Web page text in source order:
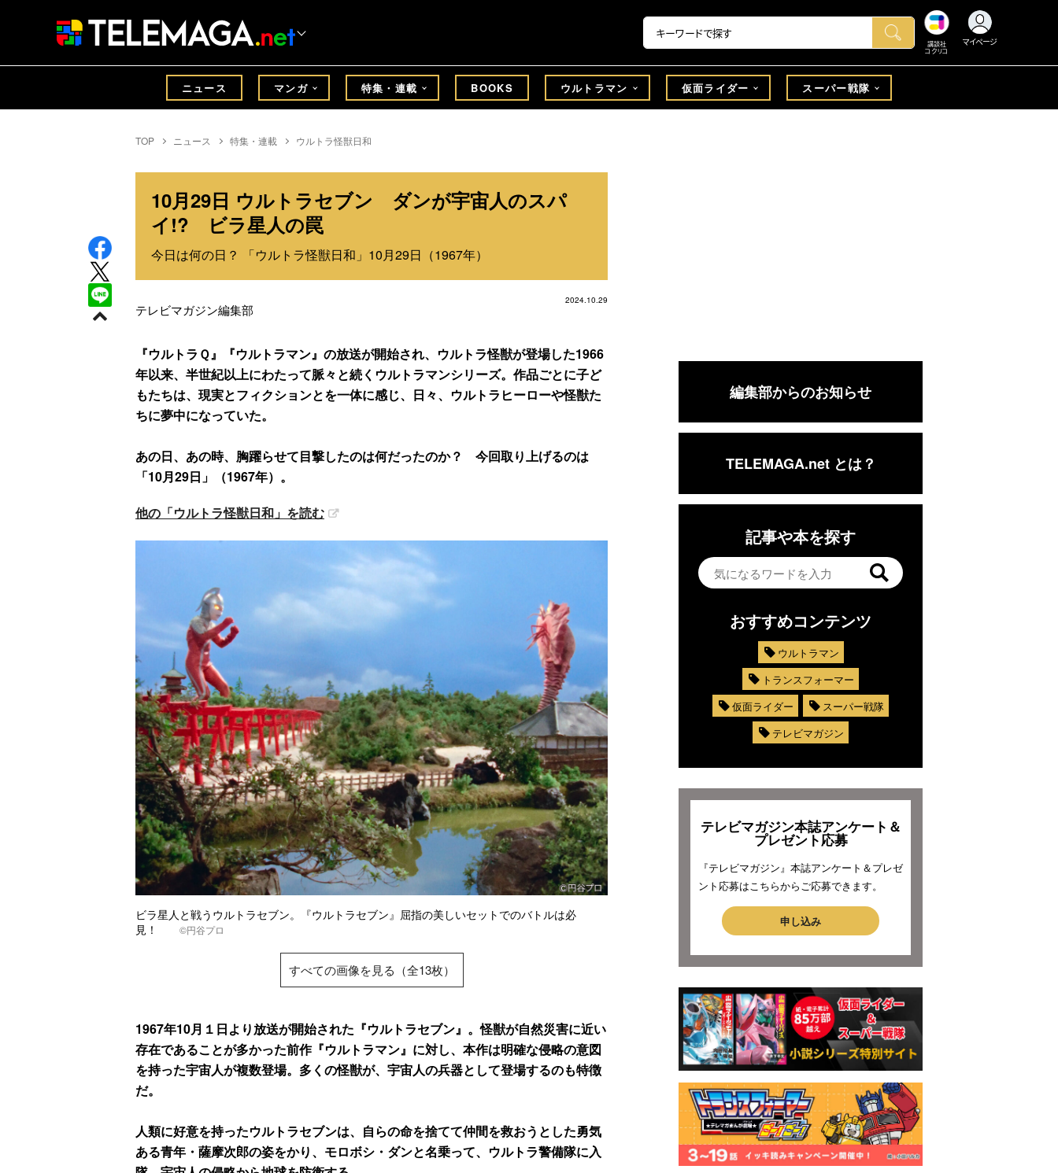
講談社
コクリコ
マイページ
ニュース マンガ 特集・連載 BOOKS ウルトラマン 仮面ライダー スーパー戦隊
TOP ニュース 特集・連載 ウルトラ怪獣日和
10月29日 ウルトラセブン ダンが宇宙人のスパ
イ!? ビラ星人の罠
今日は何の日？ 「ウルトラ怪獣日和」10月29日（1967年）
2024.10.29
テレビマガジン編集部
『ウルトラＱ』『ウルトラマン』の放送が開始され、ウルトラ怪獣が登場した1966
年以来、半世紀以上にわたって脈々と続くウルトラマンシリーズ。作品ごとに子ど
もたちは、現実とフィクションとを一体に感じ、日々、ウルトラヒーローや怪獣た
ちに夢中になっていた。
あの日、あの時、胸躍らせて目撃したのは何だったのか？ 今回取り上げるのは
「10月29日」（1967年）。
他の「ウルトラ怪獣日和」を読む
ビラ星人と戦うウルトラセブン。『ウルトラセブン』屈指の美しいセットでのバトルは必
見！ ©円谷プロ
すべての画像を見る（全13枚）
1967年10月１日より放送が開始された『ウルトラセブン』。怪獣が自然災害に近い
存在であることが多かった前作『ウルトラマン』に対し、本作は明確な侵略の意図
を持った宇宙人が複数登場。多くの怪獣が、宇宙人の兵器として登場するのも特徴
だ。
人類に好意を持ったウルトラセブンは、自らの命を捨てて仲間を救おうとした勇気
ある青年・薩摩次郎の姿をかり、モロボシ・ダンと名乗って、ウルトラ警備隊に入
編集部からのお知らせ
TELEMAGA.net とは？
記事や本を探す
おすすめコンテンツ
ウルトラマン
トランスフォーマー
仮面ライダー
スーパー戦隊
テレビマガジン
テレビマガジン本誌アンケート＆
プレゼント応募
『テレビマガジン』本誌アンケート＆プレゼ
ント応募はこちらからご応募できます。
申し込み